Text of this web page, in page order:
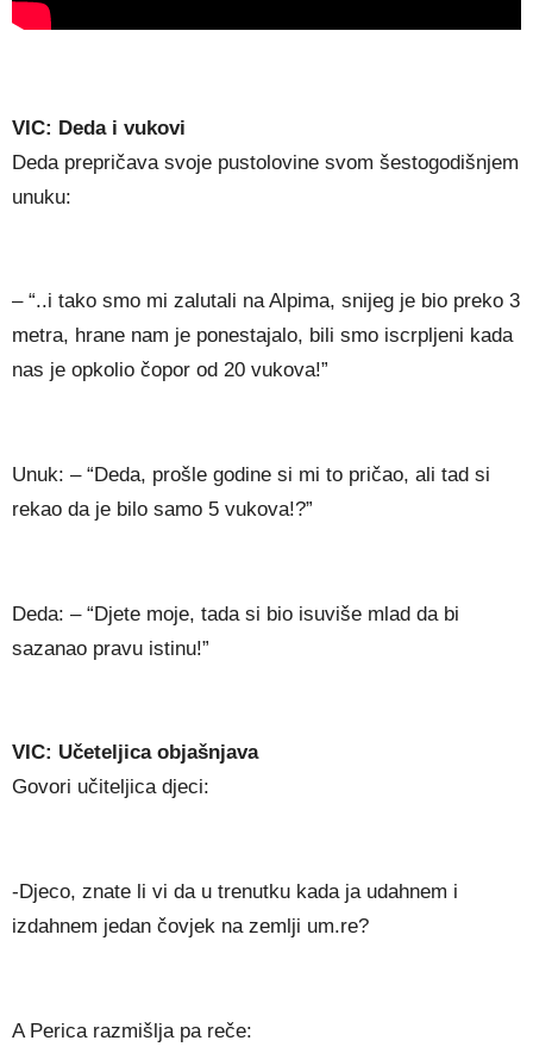
VIC: Deda i vukovi
Deda prepričava svoje pustolovine svom šestogodišnjem
unuku:
– “..i tako smo mi zalutali na Alpima, snijeg je bio preko 3
metra, hrane nam je ponestajalo, bili smo iscrpljeni kada
nas je opkolio čopor od 20 vukova!”
Unuk: – “Deda, prošle godine si mi to pričao, ali tad si
rekao da je bilo samo 5 vukova!?”
Deda: – “Djete moje, tada si bio isuviše mlad da bi
sazanao pravu istinu!”
VIC: Učeteljica objašnjava
Govori učiteljica djeci:
-Djeco, znate li vi da u trenutku kada ja udahnem i
izdahnem jedan čovjek na zemlji um.re?
A Perica razmišlja pa reče: